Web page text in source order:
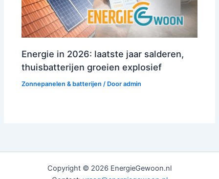
Energie in 2026: laatste jaar salderen,
thuisbatterijen groeien explosief
Zonnepanelen & batterijen / Dooradmin
Copyright © 2026 EnergieGewoon.nl